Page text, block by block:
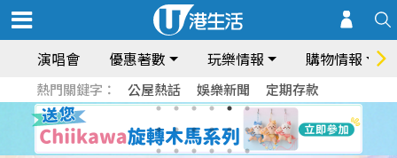
演唱會 優惠著數 玩樂情報 購物情報
熱門關鍵字： 公屋熱話 娛樂新聞 定期存款